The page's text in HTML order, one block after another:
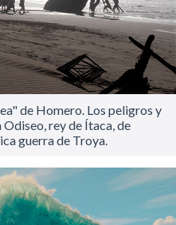
de Homero. Los peligros y
rey de Ítaca, de
guerra de Troya.